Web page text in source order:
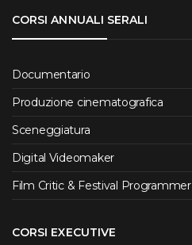
CORSI ANNUALI SERALI
Documentario
Produzione cinematografica
Sceneggiatura
Digital Videomaker
Film Critic & Festival Programmer
CORSI EXECUTIVE